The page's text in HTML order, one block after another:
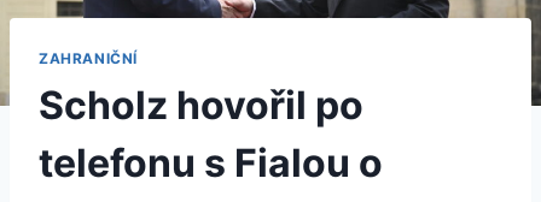
ZAHRANIČNÍ
Scholz hovořil po
telefonu s Fialou o